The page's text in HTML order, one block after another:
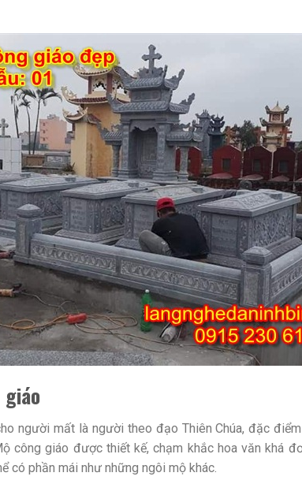
người mất là người theo đạo Thiên Chúa, đặc
công giáo được thiết kế, chạm khắc hoa văn khá
có phần mái như những ngôi mộ khác.